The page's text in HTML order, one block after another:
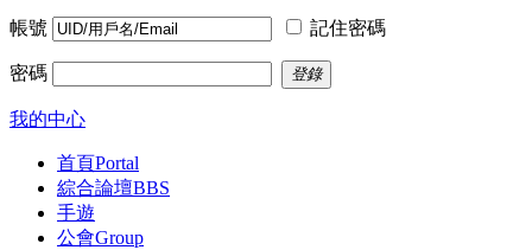
帳號 記住密碼
密碼 登錄
我的中心
首頁Portal
綜合論壇BBS
手遊
公會Group